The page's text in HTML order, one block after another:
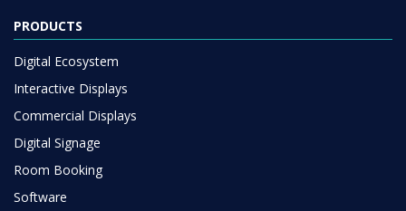
PRODUCTS
Digital Ecosystem
Interactive Displays
Commercial Displays
Digital Signage
Room Booking
Software